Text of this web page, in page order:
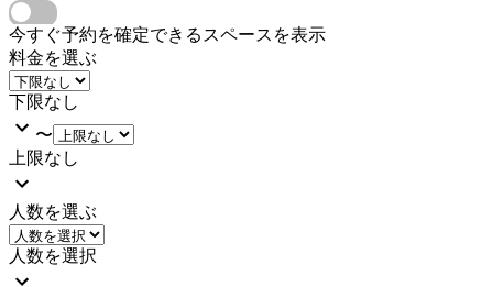
今すぐ予約を確定できるスペースを表示
料金を選ぶ
下限なし
〜
上限なし
人数を選ぶ
人数を選択